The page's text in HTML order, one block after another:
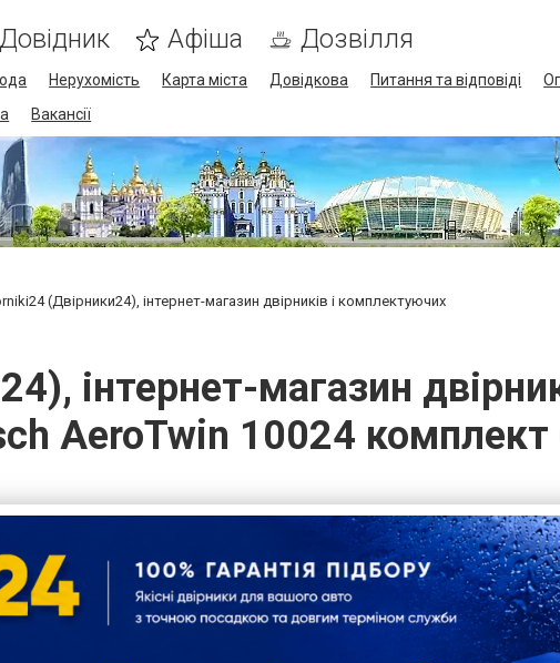
Довідник Афіша Дозвілля
Нерухомість Карта міста Довідкова Питання та відповіді
Вакансії
(Двірники24), інтернет-магазин двірників і комплектуючих
інтернет-магазин
AeroTwin 10024 комплект